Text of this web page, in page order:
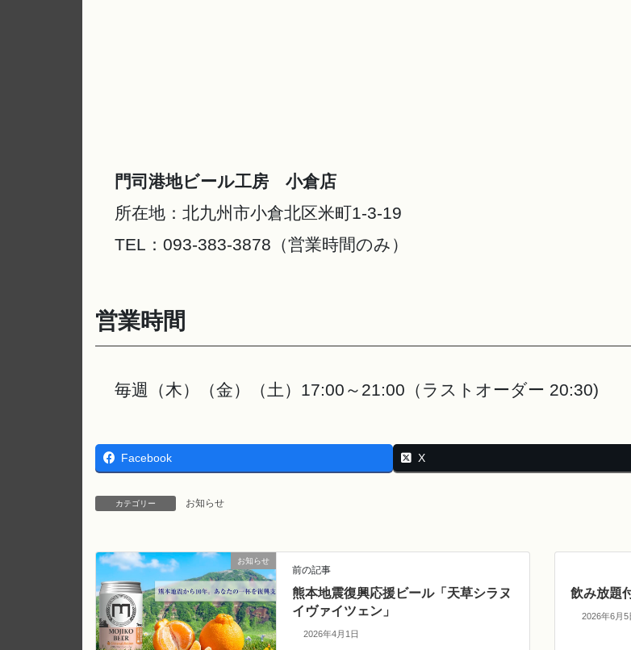
門司港地ビール工房 小倉店
所在地：北九州市小倉北区米町1-3-19
TEL：093-383-3878（営業時間のみ）
営業時間
毎週（木）（金）（土）17:00～21:00（ラストオーダー 20:30)
Facebook X
カテゴリー お知らせ
お知らせ
前の記事
熊本地震復興応援ビール「天草シラヌ
イヴァイツェン」
2026年4月1日
飲み放題
2026年6月5